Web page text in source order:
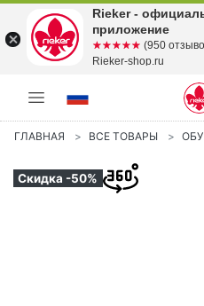
ГЛАВНАЯ ВСЕ ТОВАРЫ
Скидка -50%
Rieker -
приложение
☆☆☆☆☆
★★★★★ (950
Rieker-shop.ru